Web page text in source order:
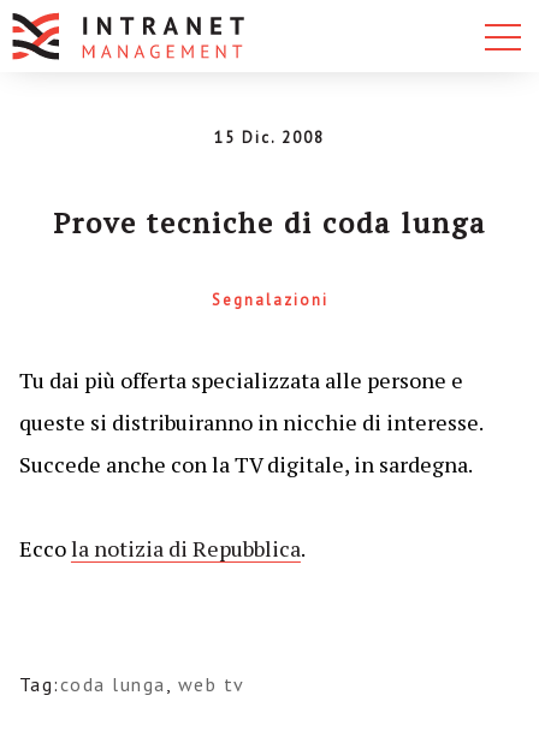
15 Dic. 2008
Prove tecniche di coda lunga
Segnalazioni
Tu dai più offerta specializzata alle persone e
queste si distribuiranno in nicchie di interesse.
Succede anche con la TV digitale, in sardegna.
Eccola notizia di Repubblica.
Tag:coda lunga, web tv